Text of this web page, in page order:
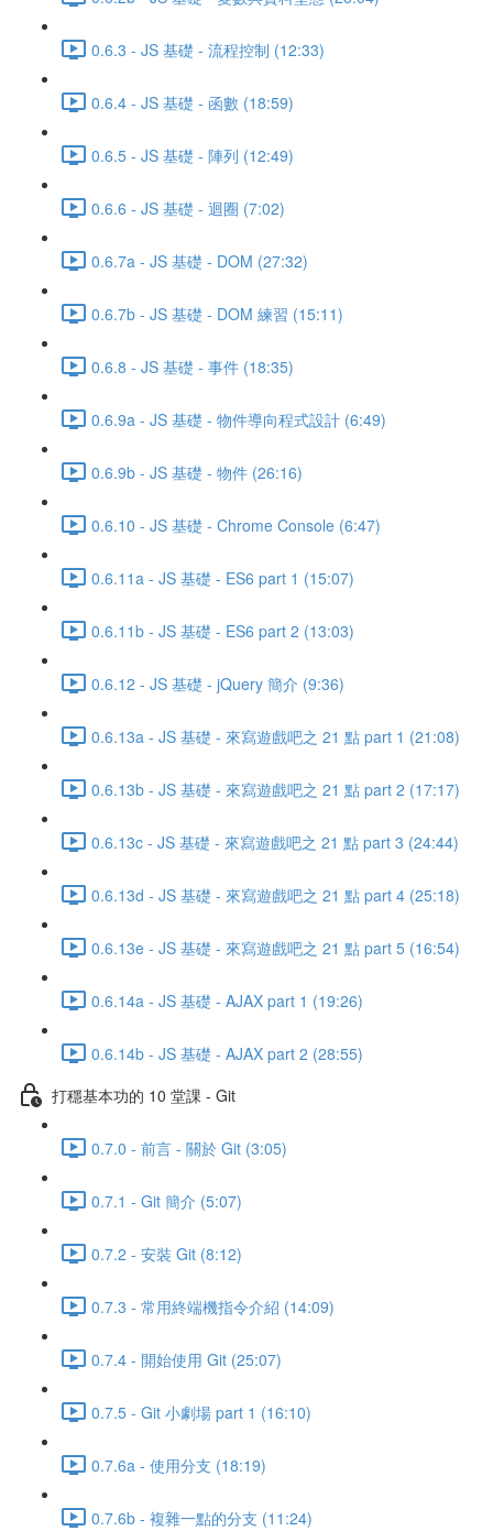
0.6.3 - JS 基礎 - 流程控制 (12:33)
0.6.4 - JS 基礎 - 函數 (18:59)
0.6.5 - JS 基礎 - 陣列 (12:49)
0.6.6 - JS 基礎 - 迴圈 (7:02)
0.6.7a - JS 基礎 - DOM (27:32)
0.6.7b - JS 基礎 - DOM 練習 (15:11)
0.6.8 - JS 基礎 - 事件 (18:35)
0.6.9a - JS 基礎 - 物件導向程式設計 (6:49)
0.6.9b - JS 基礎 - 物件 (26:16)
0.6.10 - JS 基礎 - Chrome Console (6:47)
0.6.11a - JS 基礎 - ES6 part 1 (15:07)
0.6.11b - JS 基礎 - ES6 part 2 (13:03)
0.6.12 - JS 基礎 - jQuery 簡介 (9:36)
0.6.13a - JS 基礎 - 來寫遊戲吧之 21 點 part 1 (21:08)
0.6.13b - JS 基礎 - 來寫遊戲吧之 21 點 part 2 (17:17)
0.6.13c - JS 基礎 - 來寫遊戲吧之 21 點 part 3 (24:44)
0.6.13d - JS 基礎 - 來寫遊戲吧之 21 點 part 4 (25:18)
0.6.13e - JS 基礎 - 來寫遊戲吧之 21 點 part 5 (16:54)
0.6.14a - JS 基礎 - AJAX part 1 (19:26)
0.6.14b - JS 基礎 - AJAX part 2 (28:55)
打穩基本功的 10 堂課 - Git
0.7.0 - 前言 - 關於 Git (3:05)
0.7.1 - Git 簡介 (5:07)
0.7.2 - 安裝 Git (8:12)
0.7.3 - 常用終端機指令介紹 (14:09)
0.7.4 - 開始使用 Git (25:07)
0.7.5 - Git 小劇場 part 1 (16:10)
0.7.6a - 使用分支 (18:19)
0.7.6b - 複雜一點的分支 (11:24)